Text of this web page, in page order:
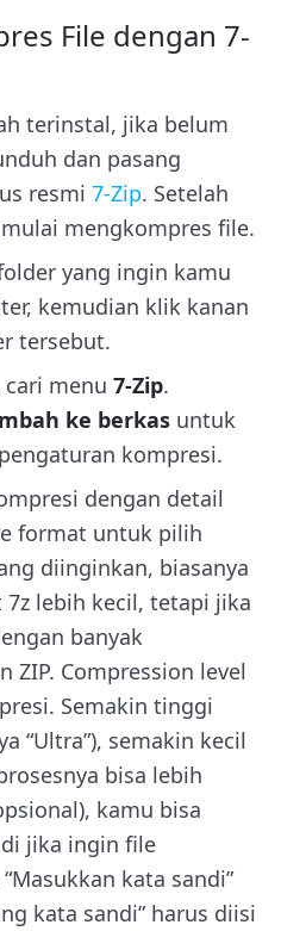
File dengan 7-
terinstal, jika belum
dan pasang
resmi 7-Zip. Setelah
mengkompres file.
yang ingin kamu
kemudian klik kanan
tersebut.
menu 7-Zip.
ke berkas untuk
kompresi.
dengan detail
format untuk pilih
diinginkan, biasanya
7z lebih kecil, tetapi jika
banyak
ZIP. Compression level
Semakin tinggi
“Ultra”), semakin kecil
bisa lebih
kamu bisa
jika ingin file
kata sandi”
kata sandi” harus diisi